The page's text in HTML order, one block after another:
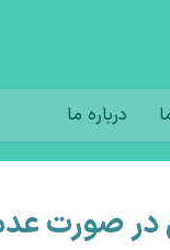
درباره ما
در صورت